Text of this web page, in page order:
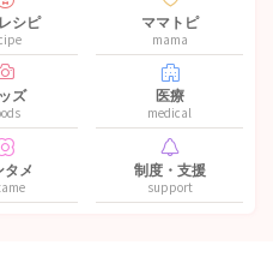
シピ ママトピ
mama
ズ 医療
medical
タメ 制度・支援
support